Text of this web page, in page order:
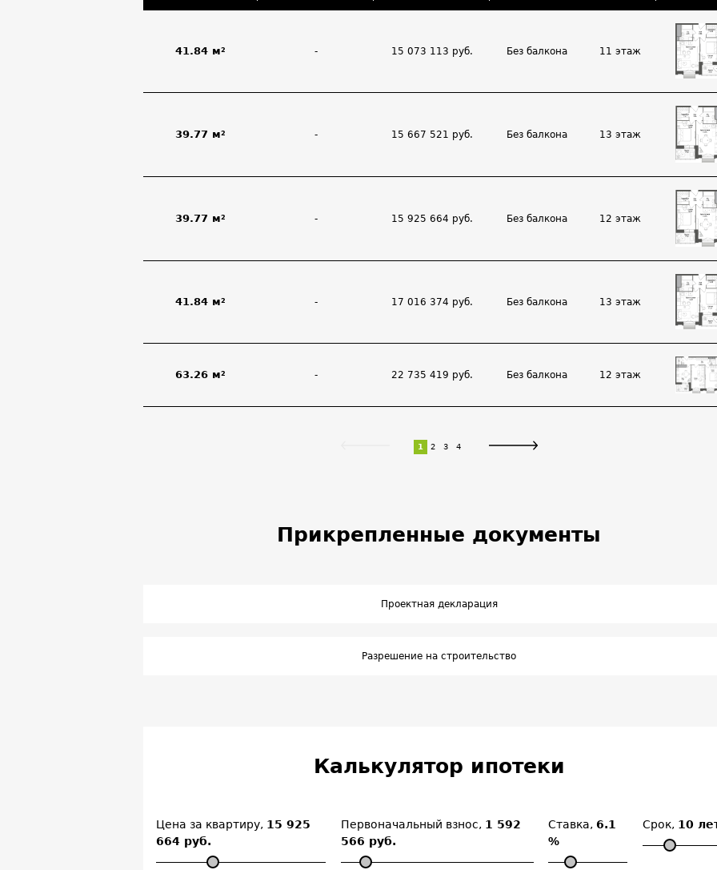
41.84 м² - 15 073 113 руб. Без балкона 11 этаж
39.77 м² - 15 667 521 руб. Без балкона 13 этаж
39.77 м² - 15 925 664 руб. Без балкона 12 этаж
41.84 м² - 17 016 374 руб. Без балкона 13 этаж
63.26 м² - 22 735 419 руб. Без балкона 12 этаж
1 2 3 4
Прикрепленные документы
Проектная декларация
Разрешение на строительство
Калькулятор ипотеки
Цена за квартиру, 15 925
664 руб.
Первоначальный взнос, 1 592
566 руб.
Ставка,6.1
%
Срок, 10